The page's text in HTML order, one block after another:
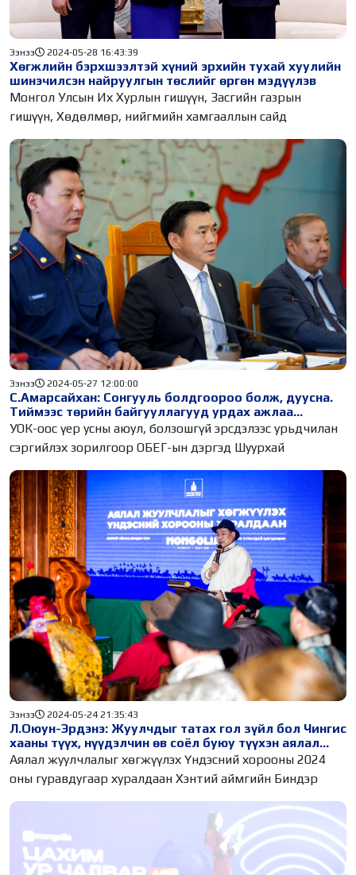
Хөгжлийн бэрхшээлтэй хүний эрхийн тухай хуулийн
шинэчилсэн найруулгын төслийг өргөн мэдүүлэв
Ээнээ 2024-05-28 16:43:39
Монгол Улсын Их Хурлын гишүүн, Засгийн газрын
гишүүн, Хөдөлмөр, нийгмийн хамгааллын сайд
С.Амарсайхан: Сонгууль болдгоороо болж, дуусна.
Тиймээс төрийн байгууллагууд урдах ажлаа
эзэнгүйдүүлэхгүй байх хэрэгтэй
Ээнээ 2024-05-27 12:00:00
УОК-оос үер усны аюул, болзошгүй эрсдэлээс урьдчилан
сэргийлэх зорилгоор ОБЕГ-ын дэргэд Шуурхай
Л.Оюун-Эрдэнэ: Жуулчдыг татах гол зүйл бол Чингис
хааны түүх, нүүдэлчин өв соёл буюу түүхэн аялал
жуулчлал
Ээнээ 2024-05-24 21:35:43
Аялал жуулчлалыг хөгжүүлэх Үндэсний хорооны 2024
оны гуравдугаар хуралдаан Хэнтий аймгийн Биндэр